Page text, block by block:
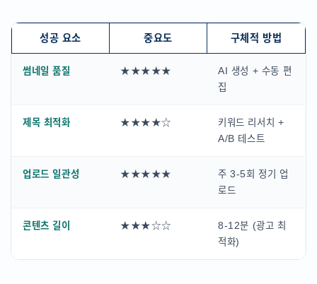
성공 요소 중요도 구체적 방법
썸네일 품질 ★★★★★
AI 생성 + 수동 편
집
제목 최적화 ★★★★☆
키워드 리서치 +
A/B 테스트
업로드 일관성 ★★★★★
주 3-5회 정기 업
로드
콘텐츠 길이 ★★★☆☆
8-12분 (광고 최
적화)